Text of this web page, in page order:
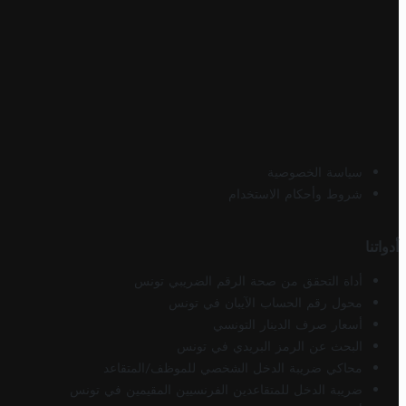
سياسة الخصوصية
شروط وأحكام الاستخدام
أدواتنا
أداة التحقق من صحة الرقم الضريبي تونس
محول رقم الحساب الآيبان في تونس
أسعار صرف الدينار التونسي
البحث عن الرمز البريدي في تونس
محاكي ضريبة الدخل الشخصي للموظف/المتقاعد
ضريبة الدخل للمتقاعدين الفرنسيين المقيمين في تونس